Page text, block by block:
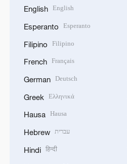
English English
Esperanto Esperanto
Filipino Filipino
French Français
German Deutsch
Greek Ελληνικά
Hausa Hausa
Hebrew עברית
Hindi हिन्दी